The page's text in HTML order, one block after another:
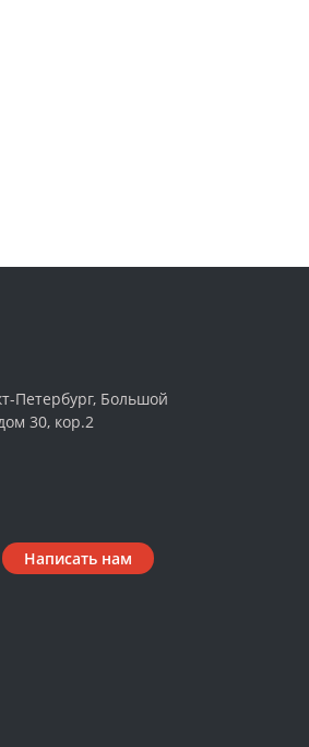
Петербург, Большой
30, кор.2
Написать нам